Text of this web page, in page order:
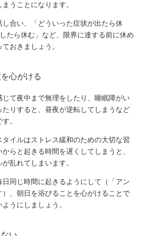
うことになります。
合い、「どういった症状が出たら休
たら休む」など、限界に達する前に休め
おきましょう。
心がける
て夜中まで無理をしたり、睡眠障がい
りすると、昼夜が逆転してしまうなど
。
タイルはストレス緩和のための大切な習
らと起きる時間を遅くしてしまうと、
乱れてしまいます。
同じ時間に起きるようにして（「アン
、朝日を浴びることを心がけることで
うにしましょう。